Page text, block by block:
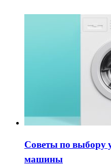
Советы по выбору
машины